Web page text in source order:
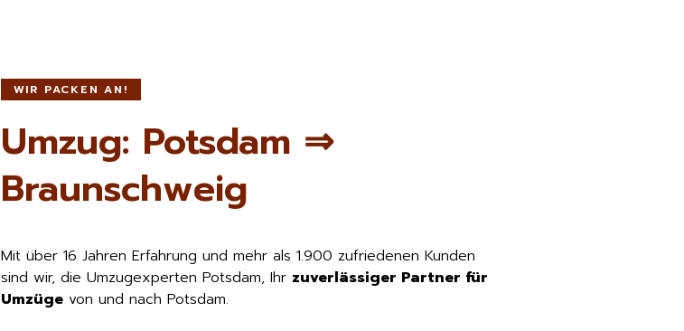
WIR PACKEN AN!
Umzug: Potsdam ⇒
Braunschweig
Mit über 16 Jahren Erfahrung und mehr als 1.900 zufriedenen Kunden
sind wir, die Umzugexperten Potsdam, Ihr zuverlässiger Partner für
Umzügevon und nach Potsdam.